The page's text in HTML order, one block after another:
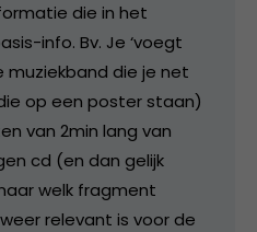
die in het
info. Bv. Je ‘voegt
muziekband die je net
op een poster staan)
van 2min lang van
cd (en dan gelijk
welk fragment
relevant is voor de